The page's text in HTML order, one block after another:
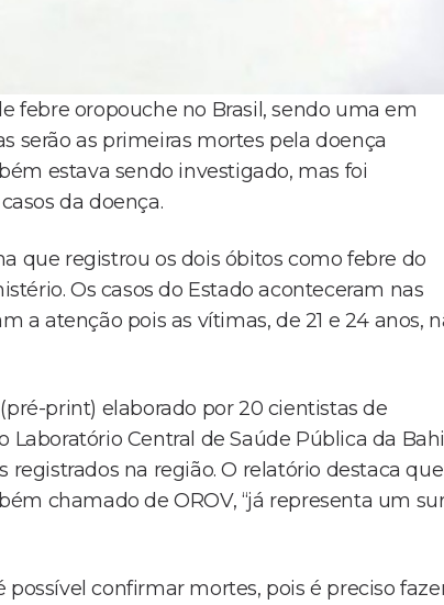
febre oropouche no Brasil, sendo uma em
serão as primeiras mortes pela doença
estava sendo investigado, mas foi
da doença.
que registrou os dois óbitos como febre do
Os casos do Estado aconteceram nas
a atenção pois as vítimas, de 21 e 24 anos,
print) elaborado por 20 cientistas de
Laboratório Central de Saúde Pública da
registrados na região. O relatório destaca
chamado de OROV, “já representa um
confirmar mortes, pois é preciso